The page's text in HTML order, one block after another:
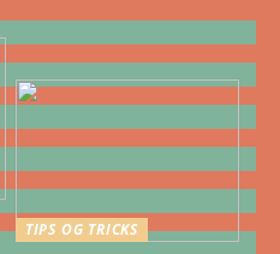
TIPS OG TRICKS